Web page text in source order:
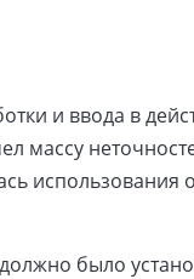
и ввода в
массу
использования
было